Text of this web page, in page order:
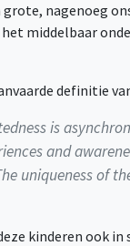
grote, nagenoeg
middelbaar
definitie
is
and
uniqueness of
kinderen ook in